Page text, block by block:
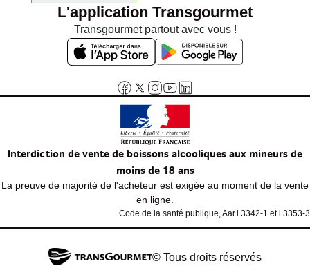
L'application Transgourmet
Transgourmet partout avec vous !
Interdiction de vente de boissons alcooliques aux mineurs de
moins de 18 ans
La preuve de majorité de l'acheteur est exigée au moment de la vente
en ligne.
Code de la santé publique, Aar.l.3342-1 et l.3353-3
© Tous droits réservés